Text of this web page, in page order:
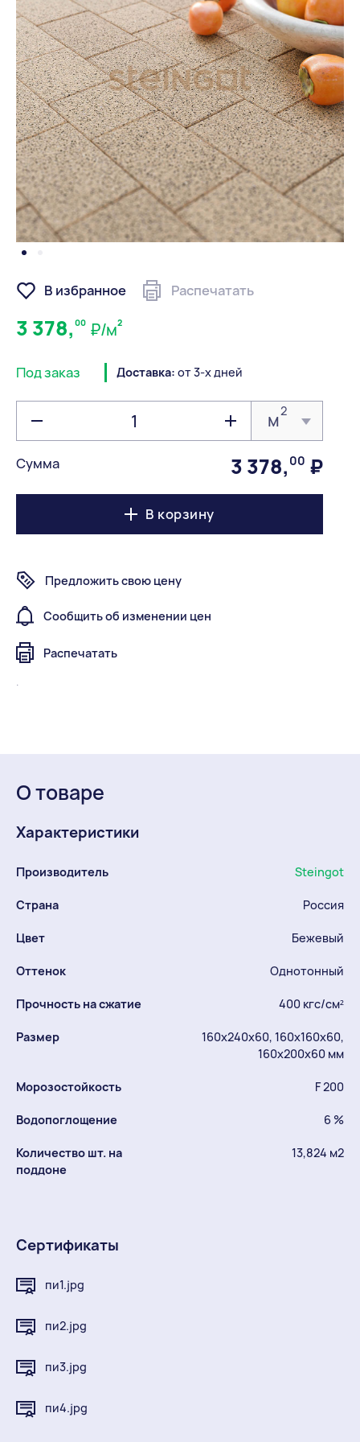
В избранное Распечатать
3 378, 00 ₽/м2
Под заказ Доставка: от 3-х дней
м2
Сумма 3 378, 00 ₽
В корзину
Предложить свою цену
Сообщить об изменении цен
Распечатать
.
О товаре
Характеристики
Производитель Steingot
Страна Россия
Цвет Бежевый
Оттенок Однотонный
Прочность на сжатие 400 кгс/см²
Размер
160х240х60, 160х160х60,
160х200х60 мм
Морозостойкость F 200
Водопоглощение 6 %
Количество шт. на
поддоне
13,824 м2
Сертификаты
пи1.jpg
пи2.jpg
пи3.jpg
пи4.jpg